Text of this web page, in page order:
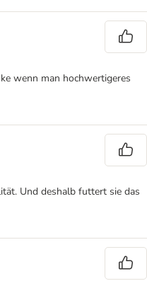
wenn man hochwertigeres
Und deshalb futtert sie das